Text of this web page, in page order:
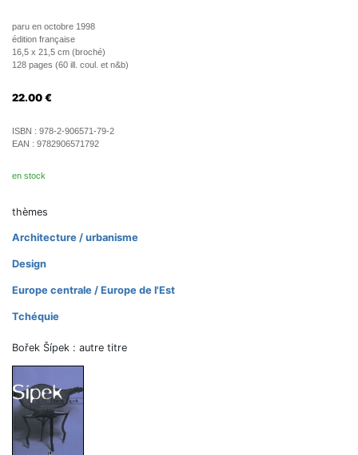
paru en octobre 1998
édition française
16,5 x 21,5 cm (broché)
128 pages (60 ill. coul. et n&b)
22.00 €
ISBN : 978-2-906571-79-2
EAN : 9782906571792
en stock
thèmes
Architecture / urbanisme
Design
Europe centrale / Europe de l'Est
Tchéquie
Bořek Šípek : autre titre